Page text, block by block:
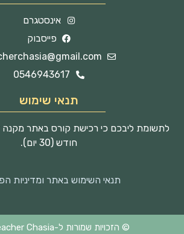
אינסטגרם
פייסבוק
0546943617
תנאי שימוש
לתשומת ליבכם כי רכישת קורס באתר מקנה
חודש (30 יום).
תנאי השימוש באתר ומדיניות
© הזכויות שמורות ל-Hello Teacher Chasia